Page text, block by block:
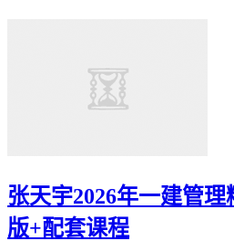
张天宇2026年一建管
版+配套课程